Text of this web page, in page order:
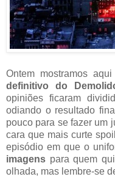
Ontem mostramos
definitivo do
opiniões ficaram
odiando o resultado
pouco para se fazer um
cara que mais curte
episódio em que o
imagens para quem
olhada, mas lembre-se